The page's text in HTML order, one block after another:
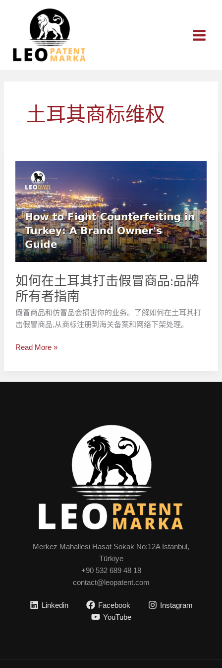
土耳其商标维权
如何在土耳其打击假冒商品:品牌
所有者指南
假冒商品和仿冒品会损害你的业务。了解如何在土耳其打
击假冒商品,从商标注册到海关备案和网络下架处理。
何
在
土
耳
其
打
击
假
冒
商
品:
品
牌
有
南
Read More »
Merkez Mahallesi Hasat Sokak No:12A İstanbul,
Türkiye
+90 532 689 48 18
contact@leopatent.com
Linkedin Facebook
Instagram
YouTube